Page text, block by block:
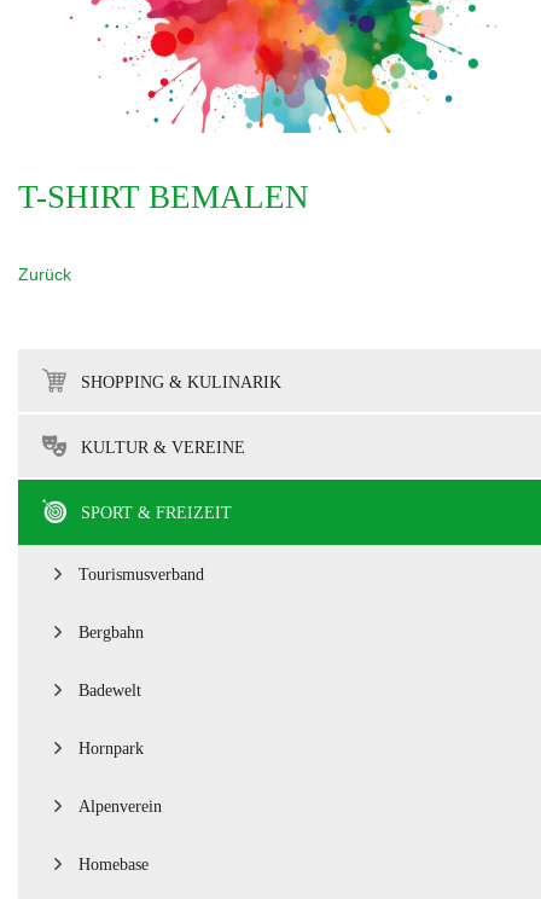
T-SHIRT BEMALEN
Zurück
SHOPPING & KULINARIK
KULTUR & VEREINE
SPORT & FREIZEIT
Tourismusverband
Bergbahn
Badewelt
Hornpark
Alpenverein
Homebase